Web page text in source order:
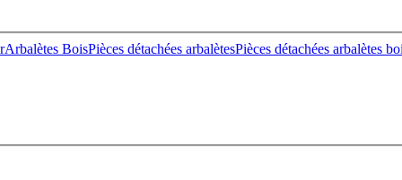
Arbalètes BoisPièces détachées arbalètesPièces détachées arbalètes